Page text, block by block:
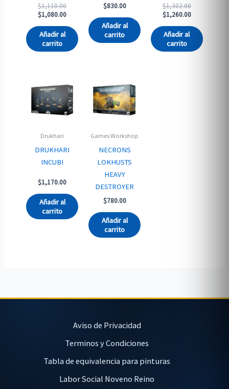
$1,110.00Original
price
$1,110.00.
$1,080.00Current
$1,080.00.
Añadir al
carrito
$830.00
Añadir al
carrito
$1,302.00Original
price
$1,302.00.
$1,260.00Current
$1,260.00.
Añadir al
carrito
Drukhari
DRUKHARI
INCUBI
$1,170.00
Añadir al
carrito
Games Workshop
NECRONS
LOKHUSTS
HEAVY
DESTROYER
$780.00
Añadir al
carrito
Aviso de Privacidad
Terminos y Condiciones
Tabla de equivalencia para pinturas
Labor Social Noveno Reino